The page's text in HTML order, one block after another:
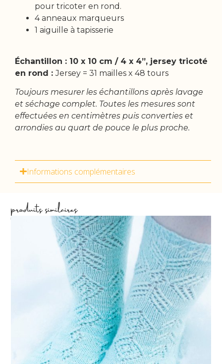
pour tricoter en rond.
4 anneaux marqueurs
1 aiguille à tapisserie
Échantillon : 10 x 10 cm / 4 x 4”, jersey tricoté
en rond :Jersey = 31 mailles x 48 tours
Toujours mesurer les échantillons après lavage
et séchage complet. Toutes les mesures sont
effectuées en centimètres puis converties et
arrondies au quart de pouce le plus proche.
Informations complémentaires
produits similaires